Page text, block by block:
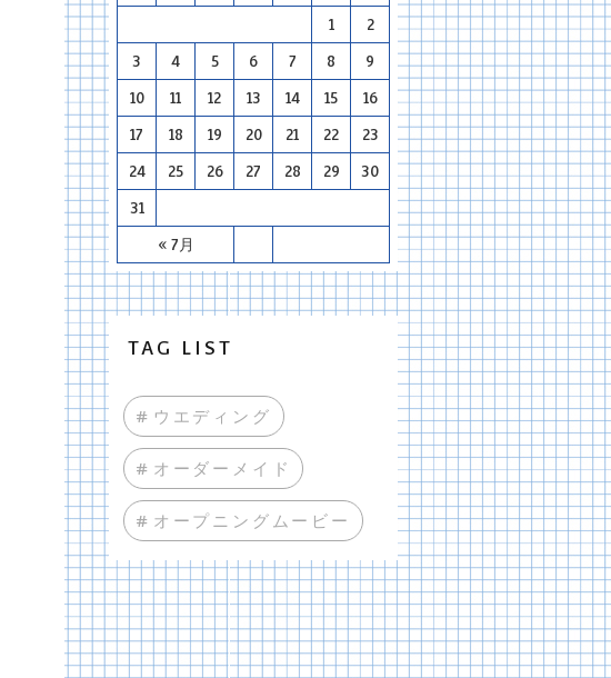
« 7月
1 2
3 4 5 6 7 8 9
10 11 12 13 14 15 16
17 18 19 20 21 22 23
24 25 26 27 28 29 30
31
TAG LIST
#ウエディング
#オーダーメイド
#オープニングムービー